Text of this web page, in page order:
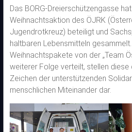
Das BORG-Dreierschützengasse
Weihnachtsaktion des ÖJRK
Jugendrotkreuz) beteiligt und
haltbaren Lebensmitteln
Weihnachtspakete von der „Team
weiterer Folge verteilt, stellen diese
Zeichen der unterstützenden
menschlichen Miteinander dar.